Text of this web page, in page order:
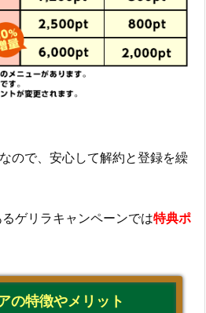
ので、安心して解約と登録を繰
ゲリラキャンペーンでは特典ポ
の特徴やメリット